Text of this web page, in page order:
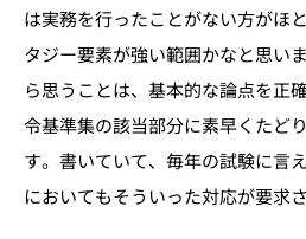
は実務を行ったことがない方がほ
タジー要素が強い範囲かなと思い
ら思うことは、基本的な論点を正
令基準集の該当部分に素早くたど
す。書いていて、毎年の試験に言
においてもそういった対応が要求